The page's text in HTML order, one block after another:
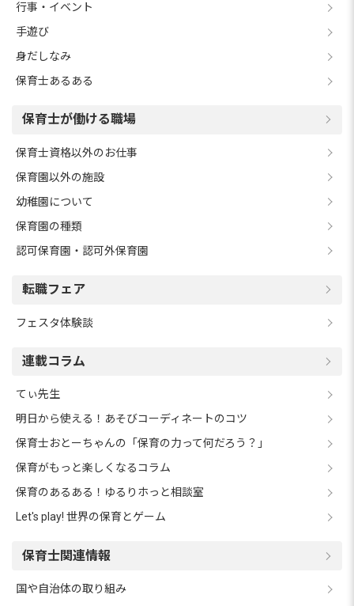
行事・イベント
手遊び
身だしなみ
保育士あるある
保育士が働ける職場
保育士資格以外のお仕事
保育園以外の施設
幼稚園について
保育園の種類
認可保育園・認可外保育園
転職フェア
フェスタ体験談
連載コラム
てぃ先生
明日から使える！あそびコーディネートのコツ
保育士おとーちゃんの「保育の力って何だろう？」
保育がもっと楽しくなるコラム
保育のあるある！ゆるりホっと相談室
Let's play! 世界の保育とゲーム
保育士関連情報
国や自治体の取り組み